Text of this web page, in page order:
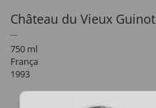
Château du Vieux Guinot
750 ml
França
1993